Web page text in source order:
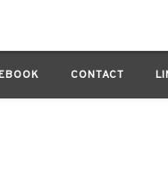
CONTACT